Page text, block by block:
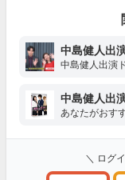
中島健人出
中島健人出演
中島健人出
あなたがおす
＼ ログ